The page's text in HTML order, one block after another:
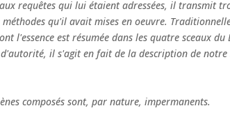
requêtes qui lui étaient adressées, il transmit
méthodes qu'il avait mises en oeuvre.
l'essence est résumée dans les quatre sceaux
il s'agit en fait de la description de
composés sont, par nature, impermanents.